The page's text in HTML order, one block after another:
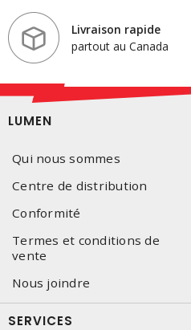
Livraison rapide
partout au Canada
LUMEN
Qui nous sommes
Centre de distribution
Conformité
Termes et conditions de
vente
Nous joindre
SERVICES